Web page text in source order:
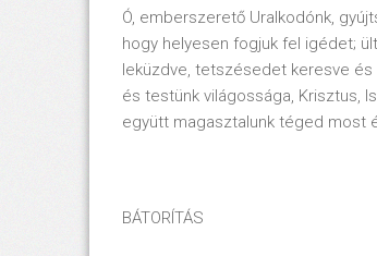
Ó, emberszerető Uralkodónk,
hogy helyesen fogjuk fel igédet;
leküzdve, tetszésedet keresve
és testünk világossága, Krisztus,
együtt magasztalunk téged
BÁTORÍTÁS